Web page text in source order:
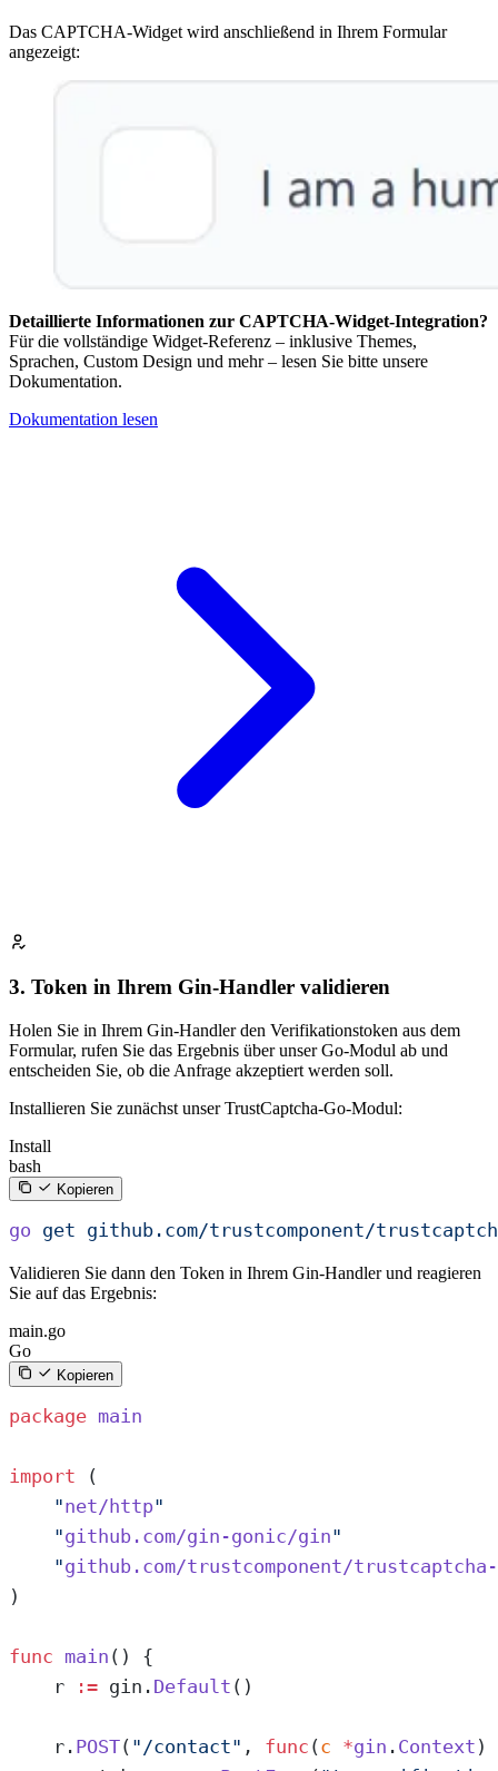
Das CAPTCHA-Widget wird anschließend in Ihrem Formular
angezeigt:
Detaillierte Informationen zur CAPTCHA-Widget-Integration?
Für die vollständige Widget-Referenz – inklusive Themes,
Sprachen, Custom Design und mehr – lesen Sie bitte unsere
Dokumentation.
Dokumentation lesen
3. Token in Ihrem Gin-Handler validieren
Holen Sie in Ihrem Gin-Handler den Verifikationstoken aus dem
Formular, rufen Sie das Ergebnis über unser Go-Modul ab und
entscheiden Sie, ob die Anfrage akzeptiert werden soll.
Installieren Sie zunächst unser TrustCaptcha-Go-Modul:
Install
bash
Kopieren
go get github.com/trustcomponent/
Validieren Sie dann den Token in Ihrem Gin-Handler und reagieren
Sie auf das Ergebnis:
main.go
Go
Kopieren
package main
import (
    "
net/http"
    "
github.com/gin-gonic/gin"
    "
github.com/trustcomponent/
)
func main () {
    r
:= gin. Default ()
    r.
POST( "/contact" , func (c *gin . Context )